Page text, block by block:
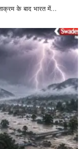
के बाद भारत में…